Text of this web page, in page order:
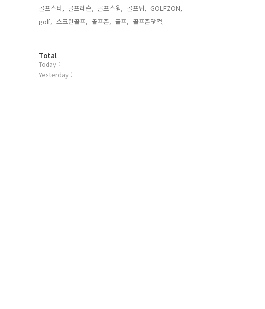
골프스타, 골프레슨, 골프스윙, 골프팁, GOLFZON,
golf, 스크린골프, 골프존, 골프, 골프존닷컴,
방
문
자
Total
Today :
Yesterday :